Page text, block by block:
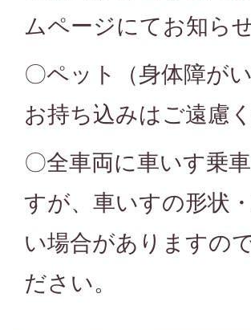
ムページにてお知ら
〇ペット（身体障が
お持ち込みはご遠慮
〇全車両に車いす乗
すが、車いすの形状
い場合がありますの
ださい。